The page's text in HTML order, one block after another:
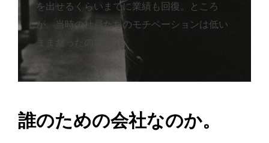
を出せるくらいまでに業績も回復。ところ
が、当時の社員たちのモチベーションは低い
ままだったのです。
誰のための会社なのか。